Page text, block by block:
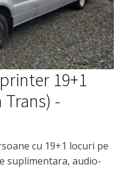
19+1
-
cu 19+1 locuri pe
suplimentara, audio-